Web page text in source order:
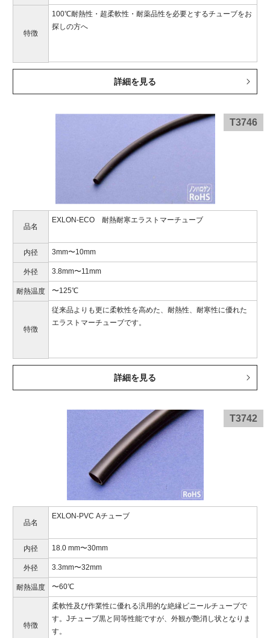
特徴
100℃耐熱性・超柔軟性・耐薬品性を必要とするチューブをお
探しの方へ
詳細を見る
T3746
品名
EXLON-ECO 耐熱耐寒エラストマーチューブ
内径 3mm〜10mm
外径 3.8mm〜11mm
耐熱温度 〜125℃
特徴
従来品よりも更に柔軟性を高めた、耐熱性、耐寒性に優れた
エラストマーチューブです。
詳細を見る
T3742
品名
EXLON-PVC Aチューブ
内径 18.0 mm〜30mm
外径 3.3mm〜32mm
耐熱温度 〜60℃
特徴
柔軟性及び作業性に優れる汎用的な絶縁ビニールチューブで
す。Jチューブ黒と同等性能ですが、外観が艶消し状となりま
す。